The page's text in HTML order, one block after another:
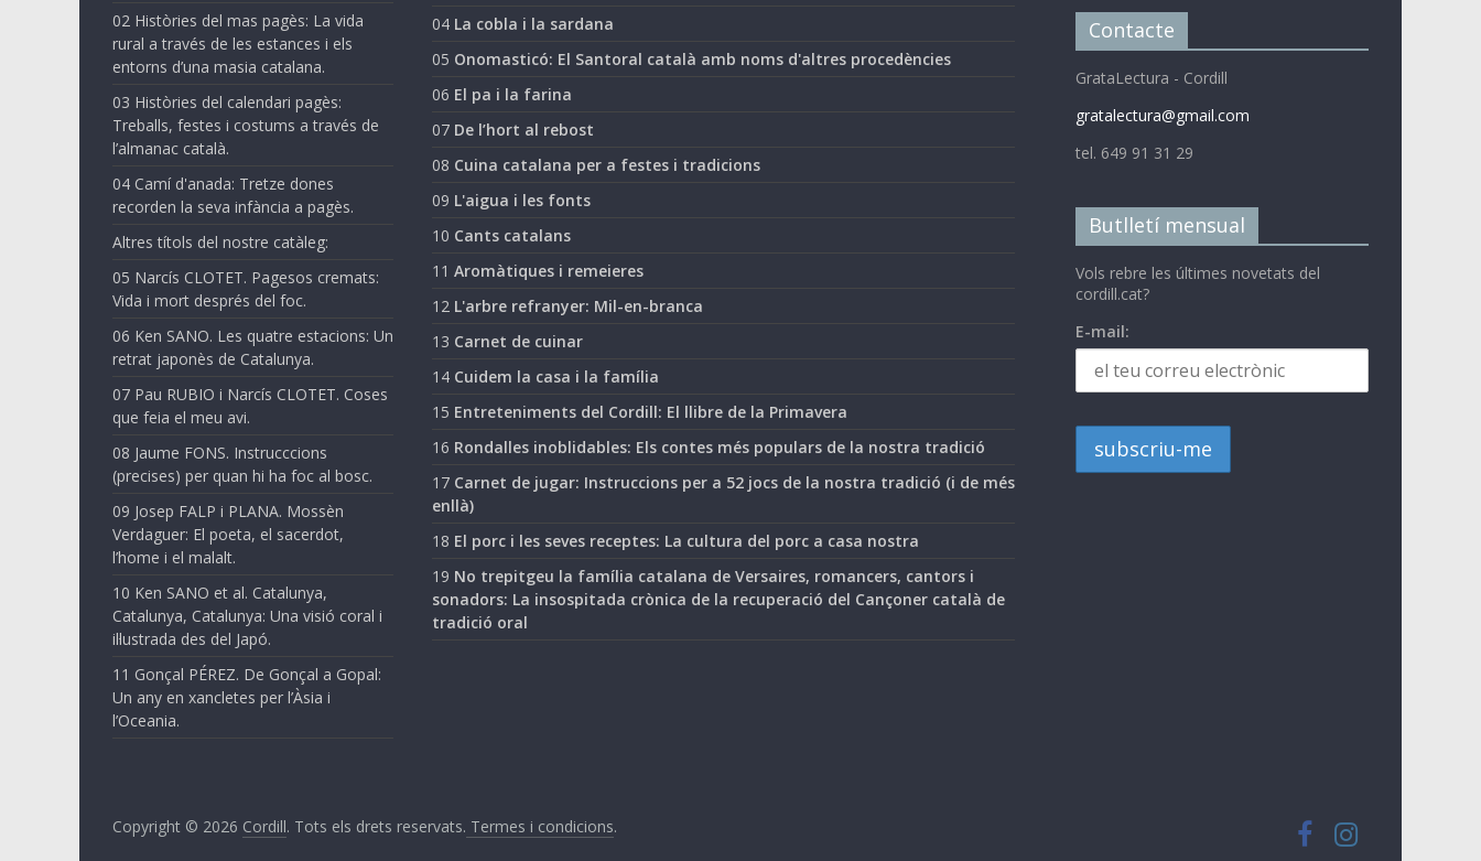
02 Històries del mas pagès: La vida
rural a través de les estances i els
entorns d’una masia catalana.
03 Històries del calendari pagès:
Treballs, festes i costums a través de
l’almanac català.
04 Camí d'anada: Tretze dones
recorden la seva infància a pagès.
Altres títols del nostre catàleg:
05 Narcís CLOTET. Pagesos cremats:
Vida i mort després del foc.
06 Ken SANO. Les quatre estacions: Un
retrat japonès de Catalunya.
07 Pau RUBIO i Narcís CLOTET. Coses
que feia el meu avi.
08 Jaume FONS. Instrucccions
(precises) per quan hi ha foc al bosc.
09 Josep FALP i PLANA. Mossèn
Verdaguer: El poeta, el sacerdot,
l’home i el malalt.
10 Ken SANO et al. Catalunya,
Catalunya, Catalunya: Una visió coral i
il·lustrada des del Japó.
11 Gonçal PÉREZ. De Gonçal a Gopal:
Un any en xancletes per l’Àsia i
l’Oceania.
04 La cobla i la sardana
05 Onomasticó: El Santoral català amb noms d'altres procedències
06 El pa i la farina
07 De l’hort al rebost
08 Cuina catalana per a festes i tradicions
09 L'aigua i les fonts
10 Cants catalans
11 Aromàtiques i remeieres
12 L'arbre refranyer: Mil-en-branca
13 Carnet de cuinar
14 Cuidem la casa i la família
15 Entreteniments del Cordill: El llibre de la Primavera
16 Rondalles inoblidables: Els contes més populars de la nostra tradició
17 Carnet de jugar: Instruccions per a 52 jocs de la nostra tradició (i de més
enllà)
18 El porc i les seves receptes: La cultura del porc a casa nostra
19 No trepitgeu la família catalana de Versaires, romancers, cantors i
sonadors: La insospitada crònica de la recuperació del Cançoner català de
tradició oral
Contacte
GrataLectura - Cordill
gratalectura@gmail.com
tel. 649 91 31 29
Butlletí mensual
Vols rebre les últimes novetats del
cordill.cat?
E-mail:
Copyright © 2026 Cordill. Tots els drets reservats. Termes i condicions.